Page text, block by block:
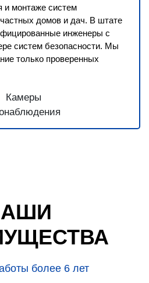
и монтаже систем
домов и дач. В штате
инженеры с
систем безопасности. Мы
только проверенных
более 6 лет